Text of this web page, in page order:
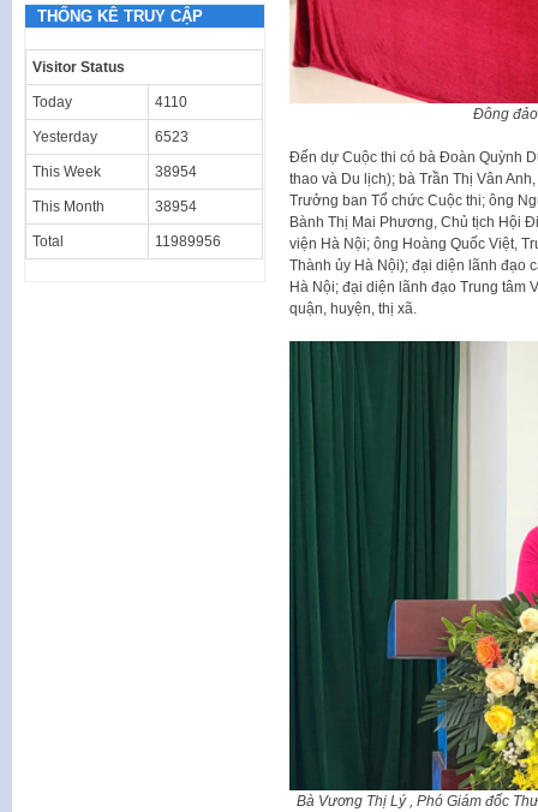
Đông
Đến dự Cuộc thi có bà Đoàn Quỳnh
thao và Du lịch); bà Trần Thị Vân
Trưởng ban Tổ chức Cuộc thi; ông
Bành Thị Mai Phương, Chủ tịch Hội
viện Hà Nội; ông Hoàng Quốc Việt,
Thành ủy Hà Nội); đại diện lãnh đạo
Hà Nội; đại diện lãnh đạo Trung tâm
quận, huyện, thị xã.
Bà Vương Thị Lý , Phó Giám đốc
THỐNG KÊ TRUY CẬP
Visitor Status
Today 4110
Yesterday 6523
This Week 38954
This Month 38954
Total 11989956